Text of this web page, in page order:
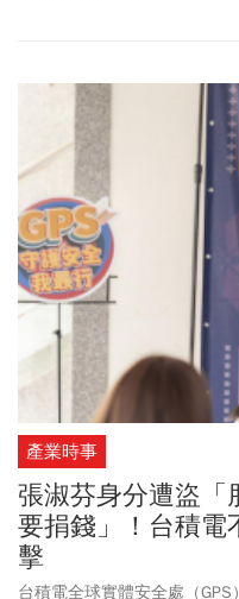
產業時事
張淑芬身分遭盜「
要捐錢」！台積電
擊
台積電全球實體安全處（